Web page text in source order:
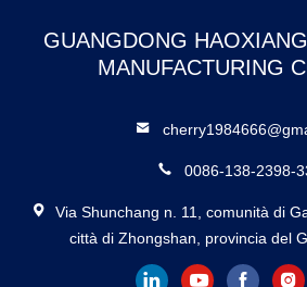
GUANGDONG
MANUFACTURING
0086-138-2398-
Via Shunchang n. 11, comunità di
città di Zhongshan, provincia del